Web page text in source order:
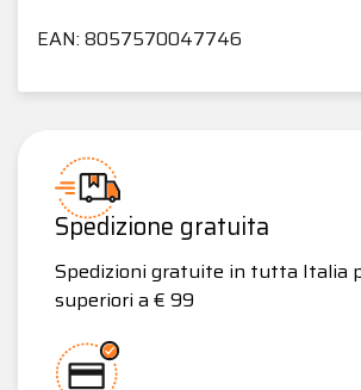
EAN: 8057570047746
Spedizione gratuita
Spedizioni gratuite in tutta Italia
superiori a € 99